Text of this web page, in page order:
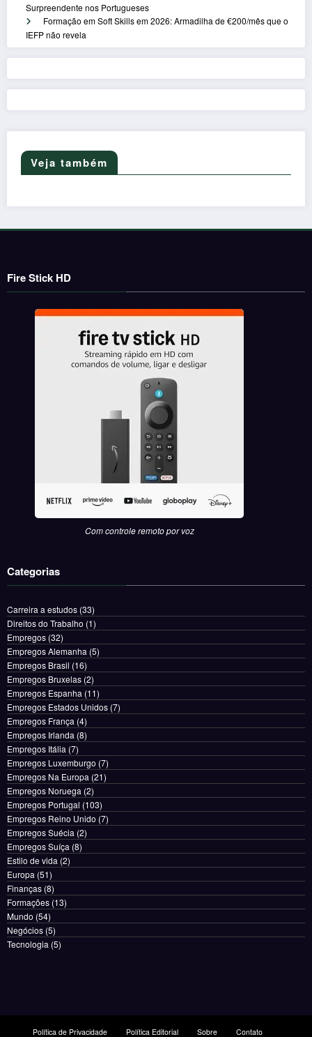
Surpreendente nos Portugueses
Formação em Soft Skills em 2026: Armadilha de €200/mês que o
IEFP não revela
Veja também
Fire Stick HD
Com controle remoto por voz
Categorias
Carreira a estudos (33)
Direitos do Trabalho (1)
Empregos (32)
Empregos Alemanha (5)
Empregos Brasil (16)
Empregos Bruxelas (2)
Empregos Espanha (11)
Empregos Estados Unidos (7)
Empregos França (4)
Empregos Irlanda (8)
Empregos Itália (7)
Empregos Luxemburgo (7)
Empregos Na Europa (21)
Empregos Noruega (2)
Empregos Portugal (103)
Empregos Reino Unido (7)
Empregos Suécia (2)
Empregos Suíça (8)
Estilo de vida (2)
Europa (51)
Finanças (8)
Formações (13)
Mundo (54)
Negócios (5)
Tecnologia (5)
Política de Privacidade Política Editorial Sobre Contato